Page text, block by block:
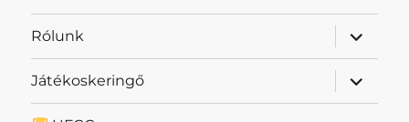
Rólunk
almenü
Játékoskeringő
almenü